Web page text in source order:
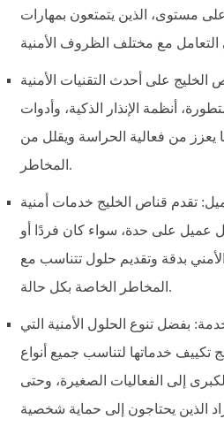
مستوى، الذين يتمتعون بمهارات
الخليج على أحدث التقنيات الأمنية
أنظمة الإنذار الذكية، وأدوات
يعزز من فعالية الحراسة ويقلل من
المخاطر.
تقدم قناص الخليج خدمات أمنية
عميل على حدة، سواء كان فردًا أو
بدقة وتقديم حلول تتناسب مع
المخاطر الخاصة بكل حالة.
بفضل تنوع الحلول الأمنية التي
تكييف خدماتها لتناسب جميع أنواع
إلى الفعاليات الصغيرة، وحتى